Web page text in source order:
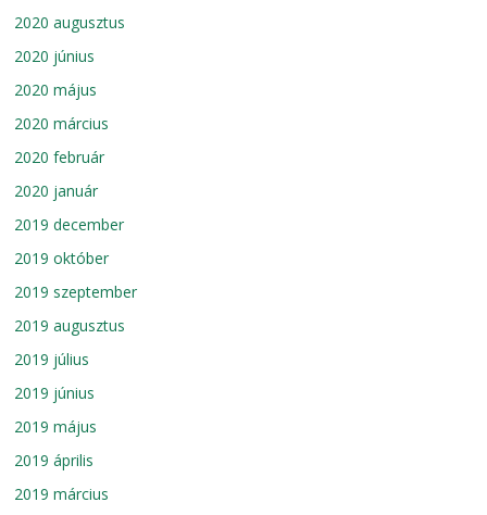
2020 augusztus
2020 június
2020 május
2020 március
2020 február
2020 január
2019 december
2019 október
2019 szeptember
2019 augusztus
2019 július
2019 június
2019 május
2019 április
2019 március